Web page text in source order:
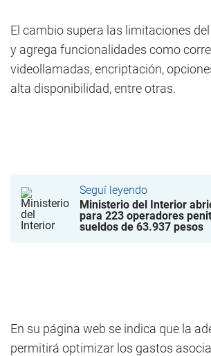
El cambio supera las limitaciones
y agrega funcionalidades como
videollamadas, encriptación,
alta disponibilidad, entre otras.
Seguí leyendo
Ministerio del Interior
para 223 operadores
sueldos de 63.937 pesos
En su página web se indica que la
permitirá optimizar los gastos